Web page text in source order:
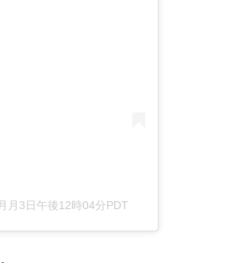
月3日午後12時04分PDT